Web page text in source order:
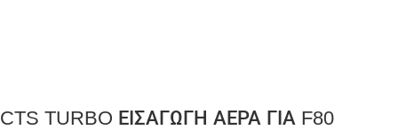
CTS TURBO ΕΙΣΑΓΩΓΗ ΑΕΡΑ ΓΙΑ F80